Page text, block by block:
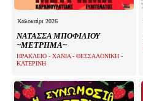
Καλοκαίρι 2026
ΝΑΤΑΣΣΑ ΜΠΟΦΙΛΙΟΥ
~ΜΕΤΡΗΜΑ~
ΗΡΑΚΛΕΙΟ - ΧΑΝΙΑ - ΘΕΣΣΑΛΟΝΙΚΗ -
ΚΑΤΕΡΙΝΗ